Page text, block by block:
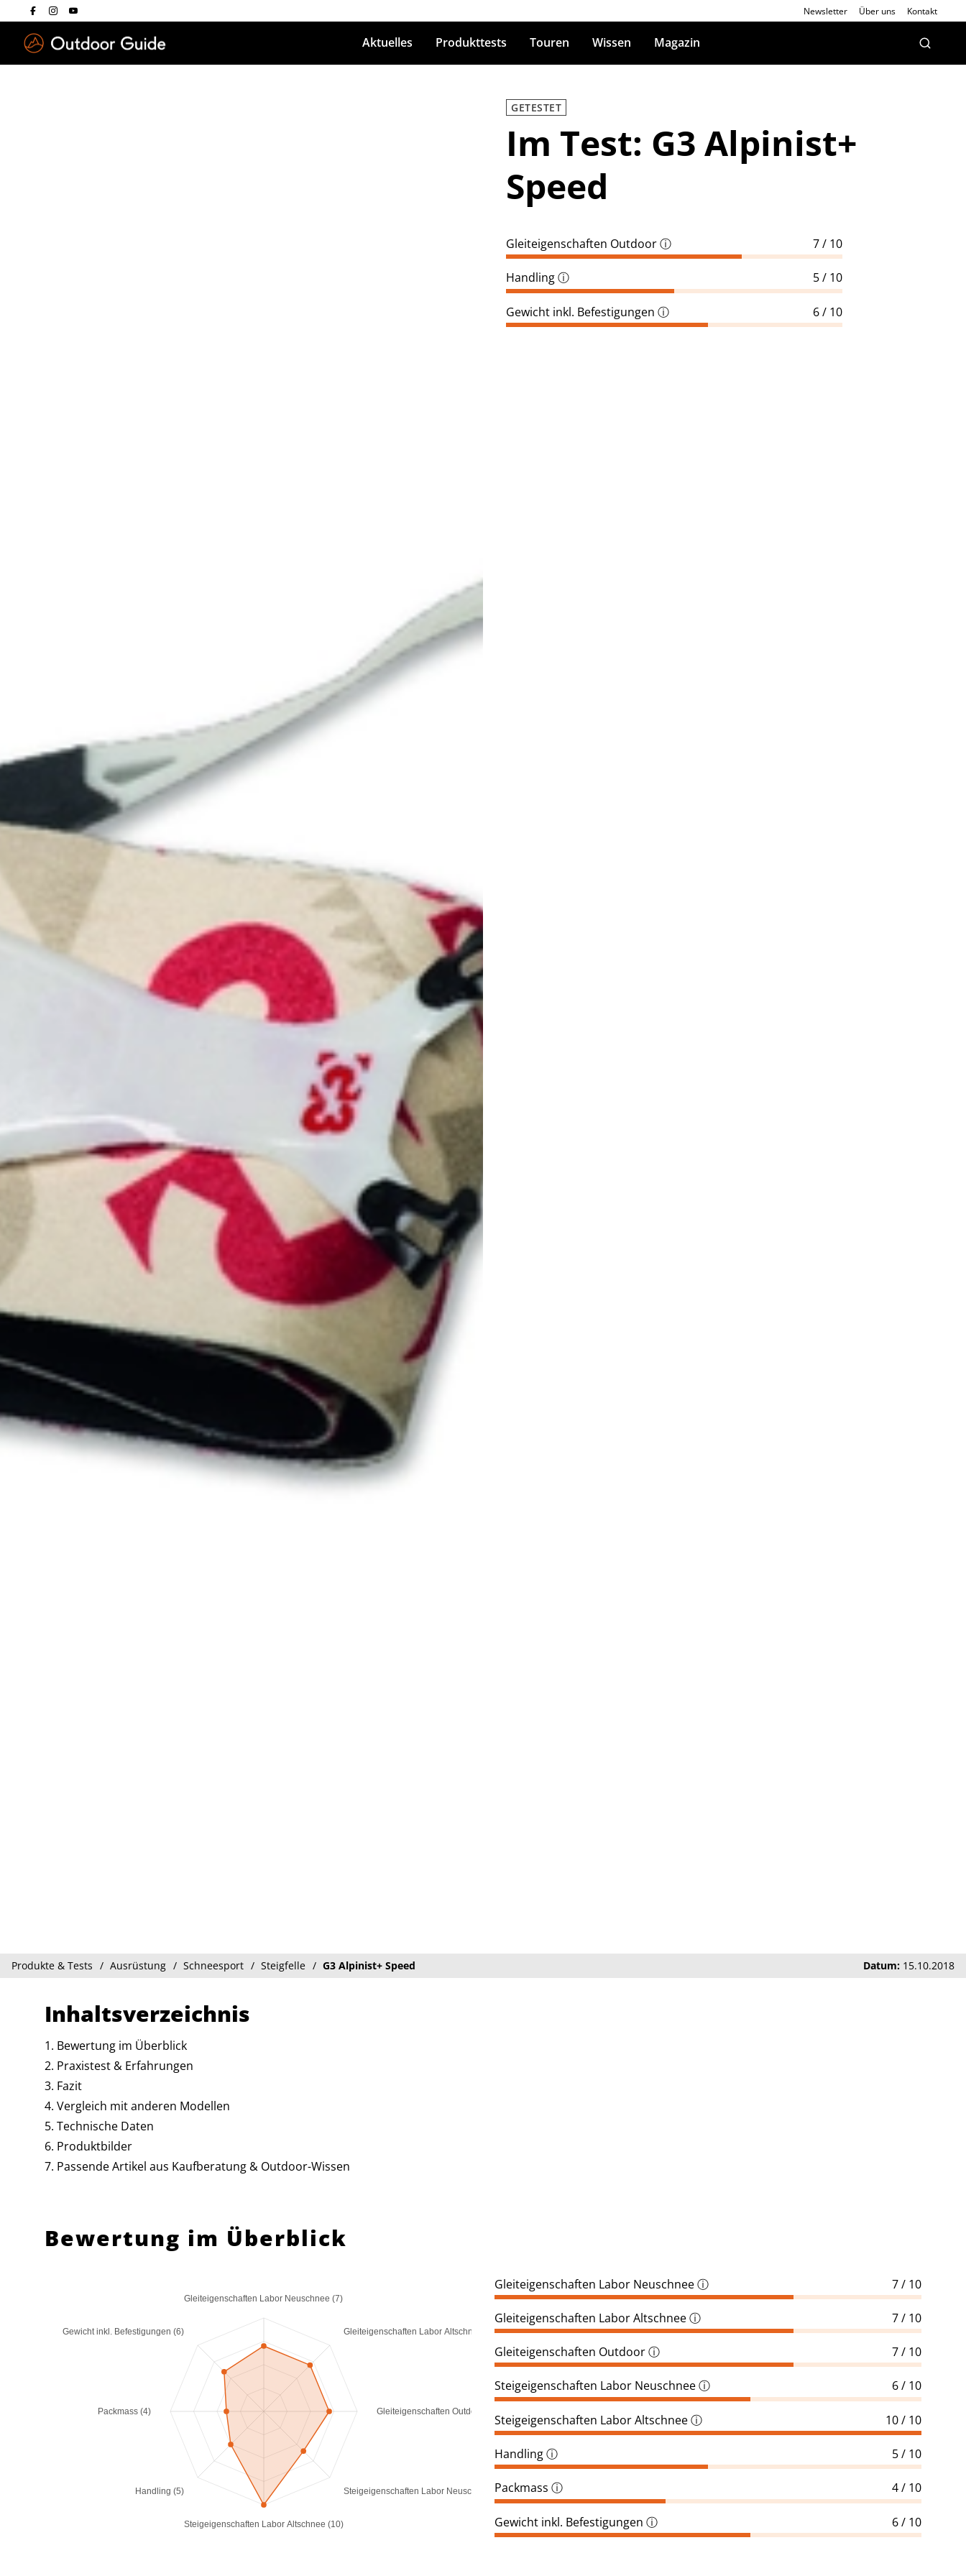
Newsletter Über uns Kontakt
Aktuelles Produkttests Touren Wissen Magazin
GETESTET
Im Test: G3 Alpinist+
Speed
Gleiteigenschaften Outdoorⓘ 7 / 10
Handlingⓘ 5 / 10
Gewicht inkl. Befestigungen ⓘ 6 / 10
Produkte & Tests Ausrüstung Schneesport Steigfelle G3 Alpinist+ Speed Datum: 15.10.2018
Inhaltsverzeichnis
Bewertung im Überblick
Praxistest & Erfahrungen
Fazit
Vergleich mit anderen Modellen
Technische Daten
Produktbilder
Passende Artikel aus Kaufberatung & Outdoor-Wissen
Bewertung im Überblick
Gleiteigenschaften Labor Neuschnee (7)
Gleiteigenschaften Labor Altschnee (7)
Gleiteigenschaften Outdoor (7)
Steigeigenschaften Labor Neuschnee (6)
Steigeigenschaften Labor Altschnee (10)
Handling (5)
Packmass (4)
Gewicht inkl. Befestigungen (6)
Gleiteigenschaften Labor Neuschneeⓘ 7 / 10
Gleiteigenschaften Labor Altschneeⓘ 7 / 10
Gleiteigenschaften Outdoorⓘ 7 / 10
Steigeigenschaften Labor Neuschneeⓘ 6 / 10
Steigeigenschaften Labor Altschneeⓘ 10 / 10
Handlingⓘ 5 / 10
Packmass ⓘ 4 / 10
Gewicht inkl. Befestigungen ⓘ 6 / 10